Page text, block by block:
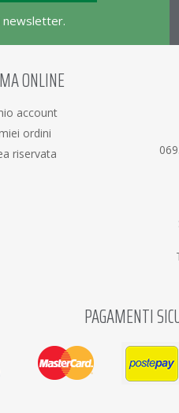
newsletter.
ONLINE
account
ordini
riservata
PAGAMENTI